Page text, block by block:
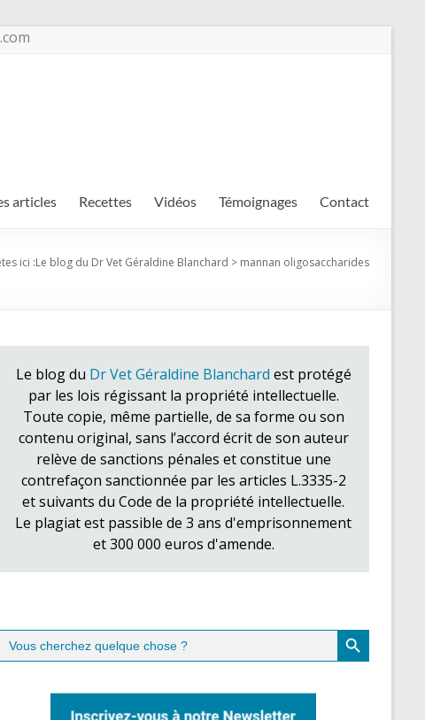
.com
articles Recettes Vidéos Témoignages Contact
ici :Le blog du Dr Vet Géraldine Blanchard > mannan oligosaccharides
Le blog du Dr Vet Géraldine Blanchard est protégé
par les lois régissant la propriété intellectuelle.
Toute copie, même partielle, de sa forme ou son
contenu original, sans l’accord écrit de son auteur
relève de sanctions pénales et constitue une
contrefaçon sanctionnée par les articles L.3335-2
et suivants du Code de la propriété intellectuelle.
Le plagiat est passible de 3 ans d'emprisonnement
et 300 000 euros d'amende.
for:
Search Button